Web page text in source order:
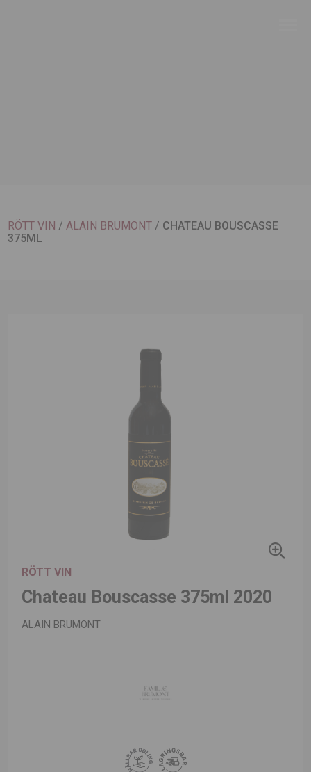
RÖTT VIN /ALAIN BRUMONT / CHATEAU BOUSCASSE
375ML
RÖTT VIN
Chateau Bouscasse 375ml 2020
ALAIN BRUMONT